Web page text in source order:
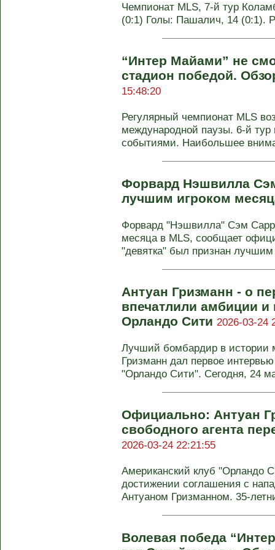
Чемпионат MLS, 7-й тур
(0:1) Голы: Пашалич, 14 (0:1).
“Интер Майами” не
стадион победой.
15:48:20
Регулярный чемпионат MLS
международной паузы. 6-й
событиями. Наибольшее
Форвард Нэшвилла
лучшим игроком
Форвард "Нэшвилла" Сэм
месяца в MLS, сообщает
"девятка" был признан лучшим
Антуан Гризманн - о
впечатлили амбиции и
Орландо Сити 2026-03-24
Лучший бомбардир в истории
Гризманн дал первое
"Орландо Сити". Сегодня, 24
Официально: Антуан
свободного агента
2026-03-24 22:21:55
Американский клуб "Орландо
достижении соглашения с
Антуаном Гризманном. 35-
Волевая победа